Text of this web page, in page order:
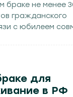
браке не менее
гражданского
с юбилеем
для
в РФ